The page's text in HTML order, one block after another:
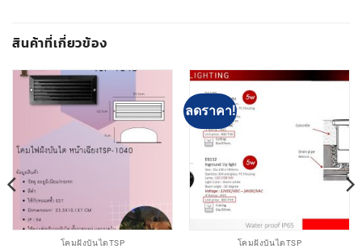
สินค้าที่เกี่ยวข้อง
โคมฝังบันไดTSP
ลดราคา!
โคมฝังบันไดTSP